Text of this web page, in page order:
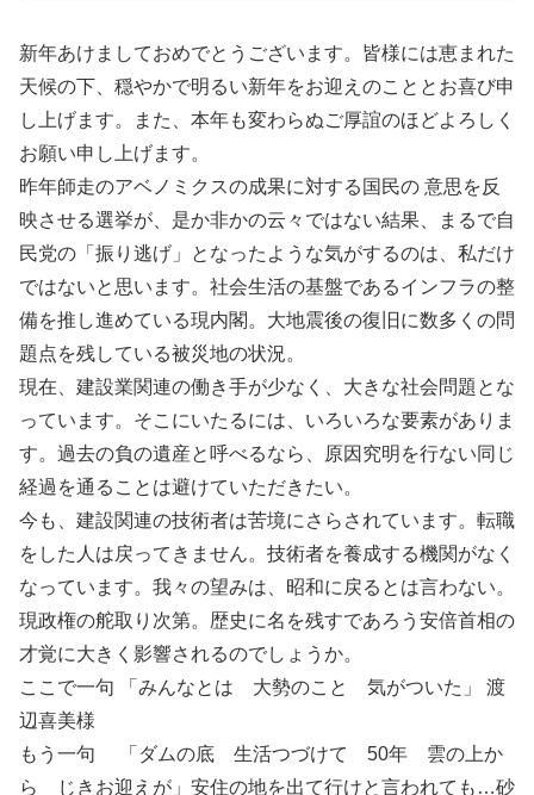
新年あけましておめでとうございます。皆様には恵まれた
天候の下、穏やかで明るい新年をお迎えのこととお喜び申
し上げます。また、本年も変わらぬご厚誼のほどよろしく
お願い申し上げます。
昨年師走のアベノミクスの成果に対する国民の 意思を反
映させる選挙が、是か非かの云々ではない結果、まるで自
民党の「振り逃げ」となったような気がするのは、私だけ
ではないと思います。社会生活の基盤であるインフラの整
備を推し進めている現内閣。大地震後の復旧に数多くの問
題点を残している被災地の状況。
現在、建設業関連の働き手が少なく、大きな社会問題とな
っています。そこにいたるには、いろいろな要素がありま
す。過去の負の遺産と呼べるなら、原因究明を行ない同じ
経過を通ることは避けていただきたい。
今も、建設関連の技術者は苦境にさらされています。転職
をした人は戻ってきません。技術者を養成する機関がなく
なっています。我々の望みは、昭和に戻るとは言わない。
現政権の舵取り次第。歴史に名を残すであろう安倍首相の
才覚に大きく影響されるのでしょうか。
ここで一句 「みんなとは 大勢のこと 気がついた」 渡
辺喜美様
もう一句 「ダムの底 生活つづけて 50年 雲の上か
ら じきお迎えが」安住の地を出て行けと言われても…砂